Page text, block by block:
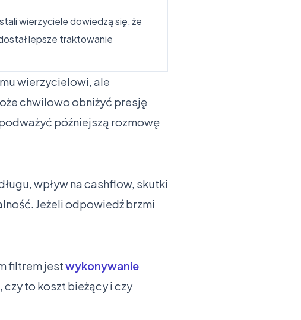
wierzyciele dowiedzą się, że
lepsze traktowanie
wierzycielowi, ale
chwilowo obniżyć presję
późniejszą rozmowę
wpływ na cashflow, skutki
Jeżeli odpowiedź brzmi
filtrem jestwykonywanie
czy to koszt bieżący i czy